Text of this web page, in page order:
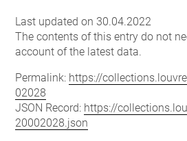
Last updated on 30.04.2022
The contents of this entry do not
account of the latest data.
Permalink: https://
02028
JSON Record: https://
20002028.json